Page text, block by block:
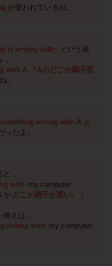
が使われているね。
is wrong with~ という表
with A.「Aのどこか調子悪
。
wrong with A.と
ったよ。
，
with my computer.
が どこか調子が悪い。
えは，
wrong with my computer.